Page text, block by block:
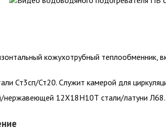
кожухотрубный теплообменник,
Ст3сп/Ст20. Служит камерой для
нержавеющей 12Х18Н10Т стали/латуни Л68.